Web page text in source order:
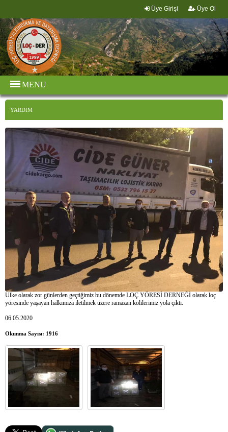
Üye Girişi Üye Ol
MENU
YARDIM
Ülke olarak zor günlerden geçtiğimiz bu dönemde LOÇ YÖRESİ DERNEĞİ olarak loç
yöresinde yaşayan halkımıza iletilmek üzere ramazan kolilerimiz yola çıktı.
06.05.2020
Okunma Sayısı: 1916